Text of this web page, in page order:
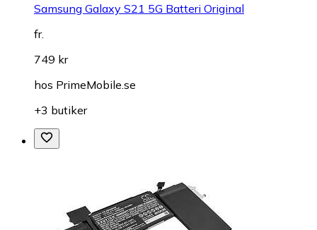
Samsung Galaxy S21 5G Batteri Original
fr.
749 kr
hos PrimeMobile.se
+3 butiker